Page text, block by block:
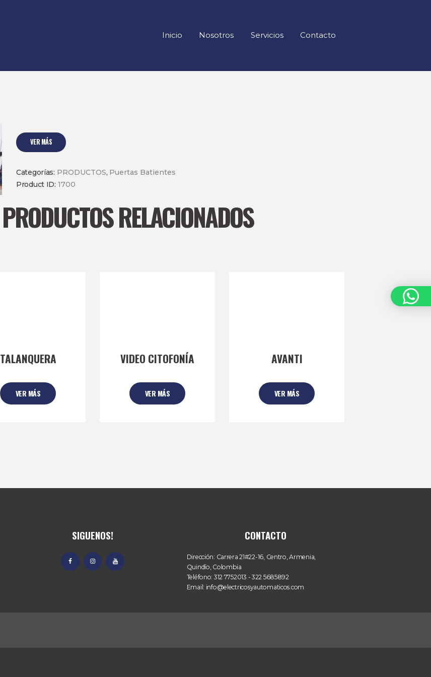
Inicio Nosotros Servicios Contacto
VER MÁS
Categorías: PRODUCTOS, Puertas Batientes
Product ID: 1700
PRODUCTOS RELACIONADOS
TALANQUERA
VER MÁS
VIDEO CITOFONÍA
VER MÁS
AVANTI
VER MÁS
SIGUENOS! CONTACTO
Dirección: Carrera 21#22-16, Centro, Armenia,
Quindío, Colombia
Teléfono: 312 7752013 - 322 5685892
Email: info@electricosyautomaticos.com